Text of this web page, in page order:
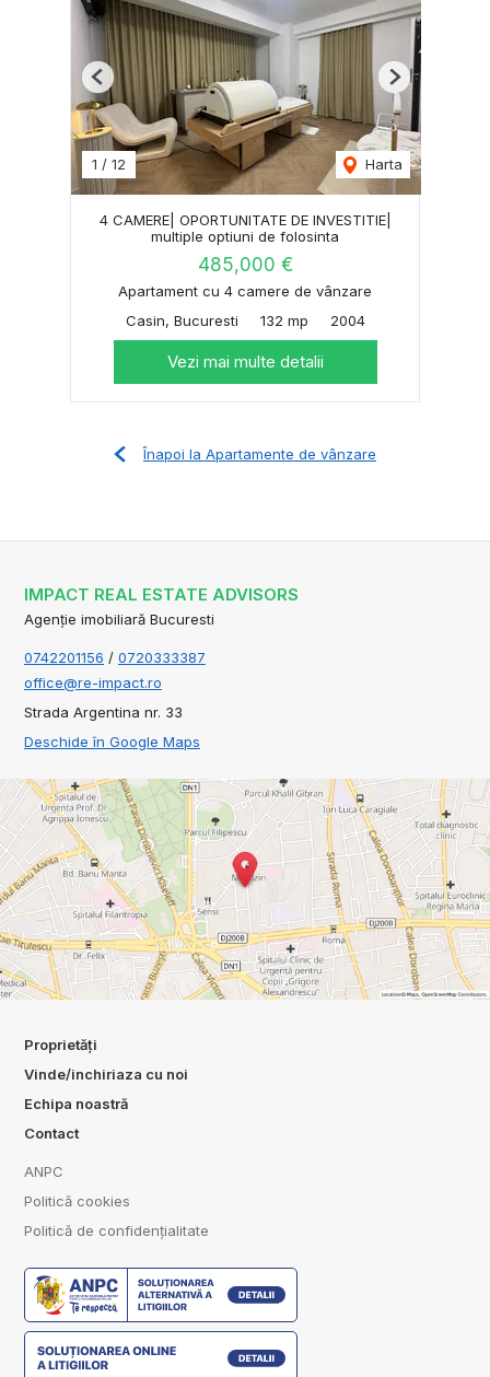
1 / 12 Harta
Previous Next
4 CAMERE| OPORTUNITATE DE INVESTITIE|
multiple optiuni de folosinta
485,000 €
Apartament cu 4 camere de vânzare
Casin, Bucuresti
132 mp 2004
Vezi mai multe detalii
Înapoi la Apartamente de vânzare
IMPACT REAL ESTATE ADVISORS
Agenție imobiliară Bucuresti
0742201156 / 0720333387
office@re-impact.ro
Strada Argentina nr. 33
Deschide în Google Maps
Proprietăți
Vinde/inchiriaza cu noi
Echipa noastră
Contact
ANPC
Politică cookies
Politică de confidențialitate